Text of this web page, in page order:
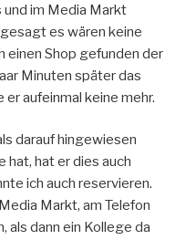
und im Media Markt
es wären keine
einen Shop gefunden der
Minuten später das
aufeinmal keine mehr.
darauf hingewiesen
hat, hat er dies auch
ich auch reservieren.
Markt, am Telefon
als dann ein Kollege da